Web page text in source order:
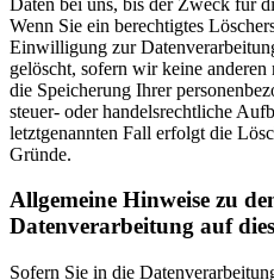
Wenn Sie ein berechtigtes
Einwilligung zur
gelöscht, sofern wir keine
die Speicherung Ihrer
steuer- oder handelsrechtliche
letztgenannten Fall erfolgt die
Gründe.
Allgemeine Hinweise zu
Datenverarbeitung auf
Sofern Sie in die